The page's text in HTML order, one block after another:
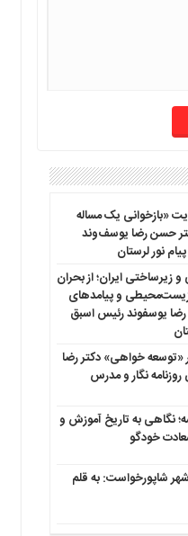
«بازخوانی یک مساله
حسن رضا یوسف‌وند
نور لرستان
زیرساختی ایران؛ از بحران
و پیامدهای
یوسفوند رئیس اسبق
«توسعه خواهی» دکتر رضا
نگار و مدرس
نگاهی به تاریخ آموزش و
خودگو
شاپورخواست: به قلم